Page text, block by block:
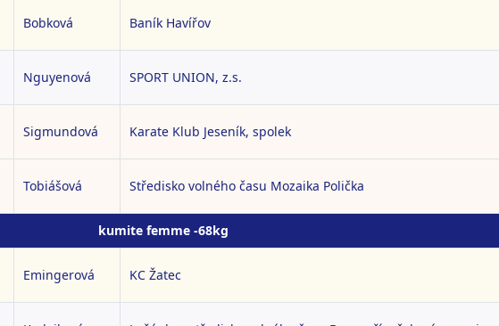
Bobková Baník Havířov
Nguyenová SPORT UNION, z.s.
Sigmundová Karate Klub Jeseník, spolek
Tobiášová Středisko volného času Mozaika Polička
kumite femme -68kg
Emingerová KC Žatec